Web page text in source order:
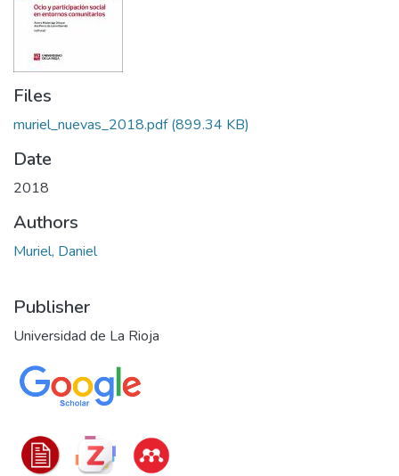
Policies
Files
muriel_nuevas_2018.pdf(899.34 KB)
Date
2018
Authors
Muriel, Daniel
Publisher
Universidad de La Rioja